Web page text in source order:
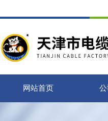
网站首页